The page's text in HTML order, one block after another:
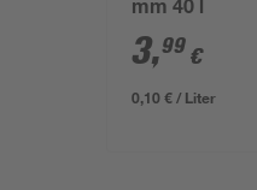
mm 40 l
3,99 €
0,10 € / Liter